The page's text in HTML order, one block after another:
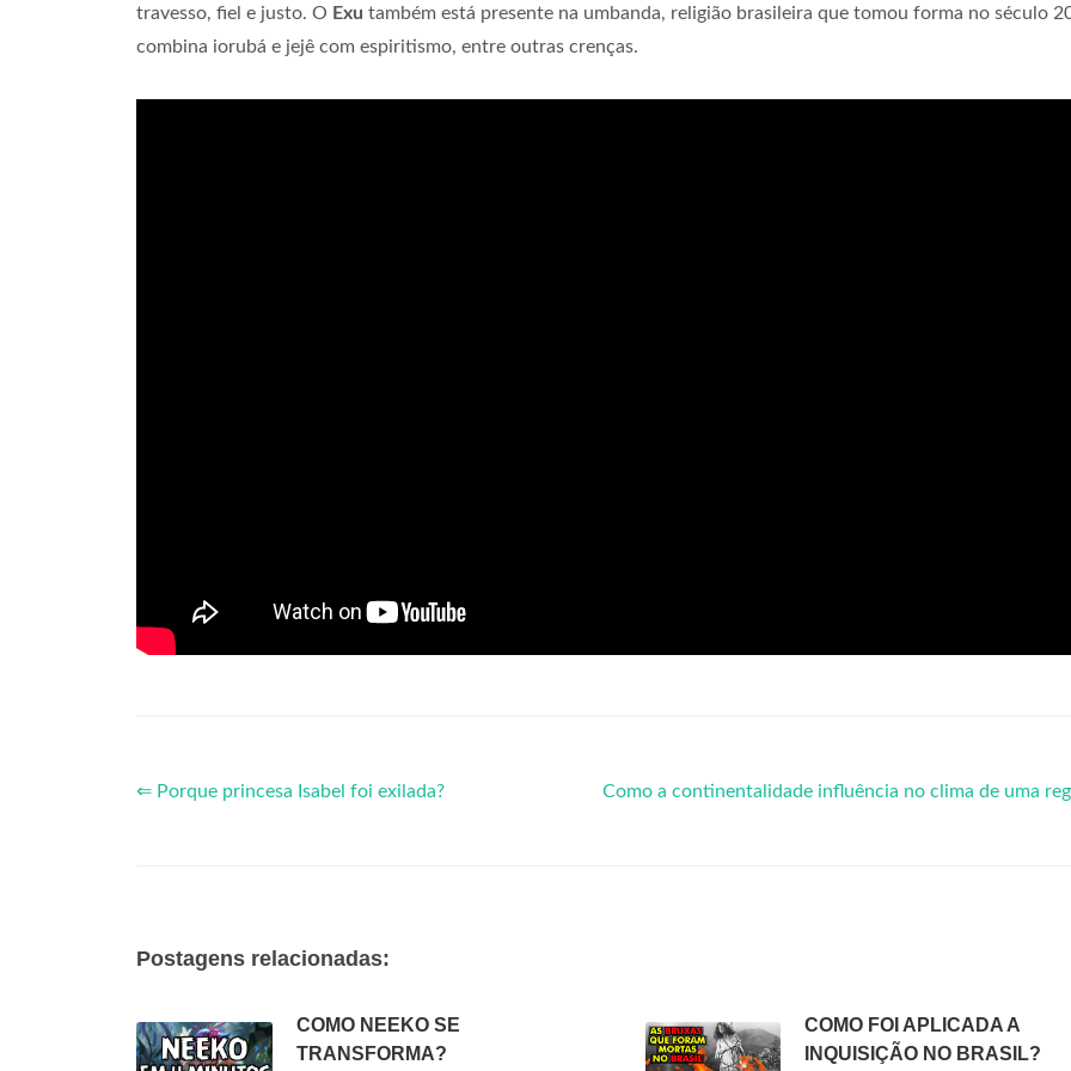
travesso, fiel e justo. O Exu também está presente na umbanda, religião brasileira que tomou forma no século
combina iorubá e jejê com espiritismo, entre outras crenças.
⇐ Porque princesa Isabel foi exilada? Como a continentalidade influência no clima de uma
Postagens relacionadas:
COMO NEEKO SE
TRANSFORMA?
COMO FOI APLICADA A
INQUISIÇÃO NO BRASIL?